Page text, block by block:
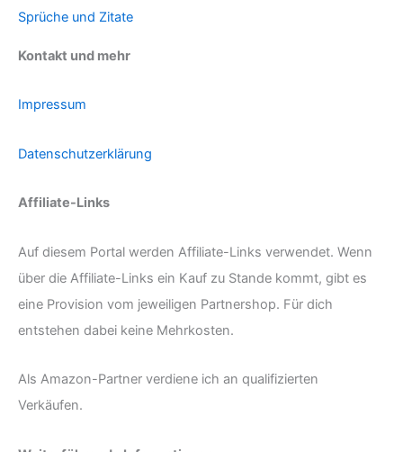
Sprüche und Zitate
Kontakt und mehr
Impressum
Datenschutzerklärung
Affiliate-Links
Auf diesem Portal werden Affiliate-Links verwendet. Wenn
über die Affiliate-Links ein Kauf zu Stande kommt, gibt es
eine Provision vom jeweiligen Partnershop. Für dich
entstehen dabei keine Mehrkosten.
Als Amazon-Partner verdiene ich an qualifizierten
Verkäufen.